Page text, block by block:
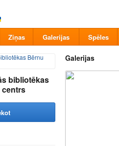
Ziņas Galerijas Spēles
bibliotēkas
centrs
Galerijas